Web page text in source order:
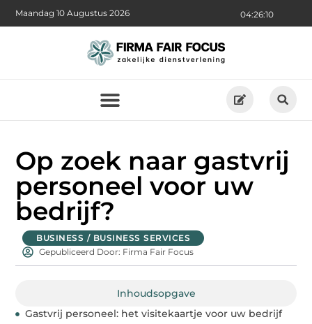
04:26:11
Maandag 10 Augustus 2026
Op zoek naar gastvrij
personeel voor uw
bedrijf?
BUSINESS / BUSINESS SERVICES
Gepubliceerd Door: Firma Fair Focus
Inhoudsopgave
Gastvrij personeel: het visitekaartje voor uw bedrijf